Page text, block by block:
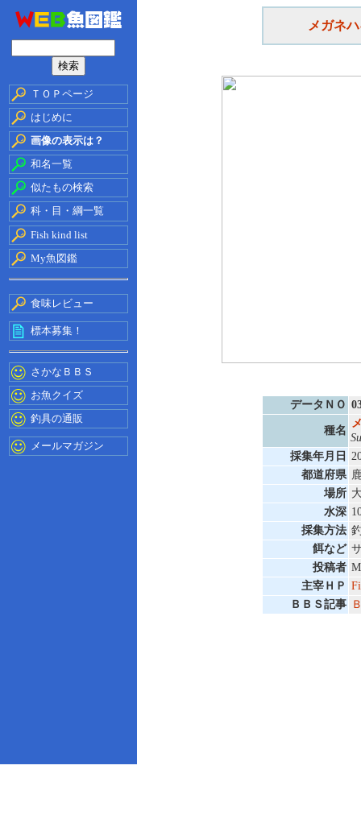
ＴＯＰページ
はじめに
画像の表示は？
和名一覧
似たもの検索
科・目・綱一覧
Fish kind list
My魚図鑑
食味レビュー
標本募集！
さかなＢＢＳ
お魚クイズ
釣具の通販
メールマガジン
メガネ
データＮＯ
種名
採集年月日
都道府県
場所
水深
採集方法
餌など
投稿者
主宰ＨＰ
ＢＢＳ記事